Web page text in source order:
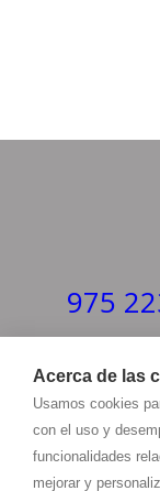
Acerca de las
Usamos cookies
con el uso y
funcionalidades
mejorar y
975
ATENCIÓN AL